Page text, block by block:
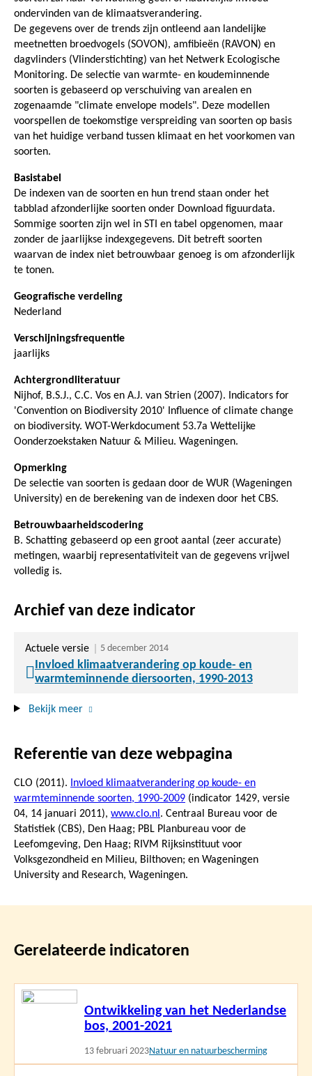
ondervinden van de klimaatsverandering.
De gegevens over de trends zijn ontleend aan landelijke
meetnetten broedvogels (SOVON), amfibieën (RAVON) en
dagvlinders (Vlinderstichting) van het Netwerk Ecologische
Monitoring. De selectie van warmte- en koudeminnende
soorten is gebaseerd op verschuiving van arealen en
zogenaamde "climate envelope models". Deze modellen
voorspellen de toekomstige verspreiding van soorten op basis
van het huidige verband tussen klimaat en het voorkomen van
soorten.
Basistabel
De indexen van de soorten en hun trend staan onder het
tabblad afzonderlijke soorten onder Download figuurdata.
Sommige soorten zijn wel in STI en tabel opgenomen, maar
zonder de jaarlijkse indexgegevens. Dit betreft soorten
waarvan de index niet betrouwbaar genoeg is om afzonderlijk
te tonen.
Geografische verdeling
Nederland
Verschijningsfrequentie
jaarlijks
Achtergrondliteratuur
Nijhof, B.S.J., C.C. Vos en A.J. van Strien (2007). Indicators for
'Convention on Biodiversity 2010' Influence of climate change
on biodiversity. WOT-Werkdocument 53.7a Wettelijke
Oonderzoekstaken Natuur & Milieu. Wageningen.
Opmerking
De selectie van soorten is gedaan door de WUR (Wageningen
University) en de berekening van de indexen door het CBS.
Betrouwbaarheidscodering
B. Schatting gebaseerd op een groot aantal (zeer accurate)
metingen, waarbij representativiteit van de gegevens vrijwel
volledig is.
Archief van deze indicator
Actuele versie 5 december 2014
Invloed klimaatverandering op koude- en
warmteminnende diersoorten, 1990-2013
Bekijk meer
Referentie van deze webpagina
CLO (2011).
Invloed klimaatverandering op koude- en
warmteminnende soorten, 1990-2009 (indicator 1429, versie
04, 14 januari 2011), www.clo.nl . Centraal Bureau voor de
Statistiek (CBS), Den Haag; PBL Planbureau voor de
Leefomgeving, Den Haag; RIVM Rijksinstituut voor
Volksgezondheid en Milieu, Bilthoven; en Wageningen
University and Research, Wageningen.
Gerelateerde indicatoren
Ontwikkeling van het Nederlandse
bos, 2001-2021
13 februari 2023Natuur en natuurbescherming
Lees